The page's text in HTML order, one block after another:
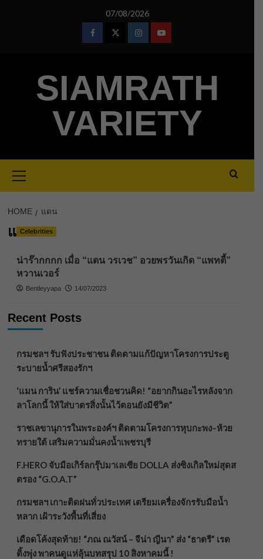
07/08/2026
FacebookTwitterInstagramYoutube
SIAMRATH
VARIETY
Menu
HOME แดน
แดน
Celebrities
น่าร๊ากกกก เมื่อ “แดน วรเวช” อวยพรวันเกิด “แพทตี้”
หวานเวอร์
Bentleyyapa 14/07/2023
Recent Posts
กรมชลฯ รับฟังประชาชน ติดตามแก้ปัญหาโครงการประตู
ระบายน้ำศรีสองรักฯ
‘แมน การิน’ แชร์ความเชื่อชวนคิด! “อยากกินอะไรหลังจาก
ลาโลกนี้ ให้ใส่บาตรสิ่งนั้นไว้ตอนยังมีชีวิต”
ราชเลขานุการในพระองค์ฯ ติดตามโครงการหุบกะพง–ห้วย
ทรายใต้ เสริมความมั่นคงน้ำเพชรบุรี
F.HERO จับมือเกิร์ลกรุ๊ปมาเลเซีย DOLLA ส่งซิงเกิลใหม่สุดส
ตรอง “G.O.A.T”
กรมชลฯ เกาะติดฝนทั่วประเทศ เตรียมเครื่องจักรรับมือน้ำ
หลาก เฝ้าระวังพื้นที่เสี่ยง
เดือดโค้งสุดท้าย! “ภณ ณวัสน์ – จีน่า ญีนา” ส่ง “ธาตรี” เรต
ติ้งพุ่ง พาคนดูแห่ลุ้นบทสรุป 10 สิงหาคมนี้ !